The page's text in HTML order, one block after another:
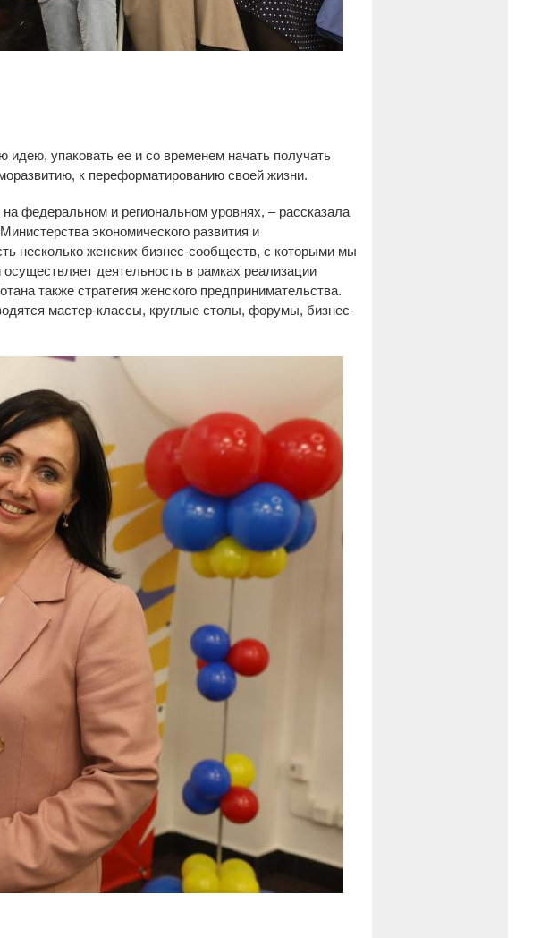
идею, упаковать ее и со временем начать получать
к переформатированию своей жизни.
федеральном и региональном уровнях, – рассказала
экономического развития и
несколько женских бизнес-сообществ, с которыми мы
деятельность в рамках реализации
также стратегия женского предпринимательства.
мастер-классы, круглые столы, форумы, бизнес-